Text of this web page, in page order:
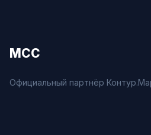
МСС
Официальный партнёр